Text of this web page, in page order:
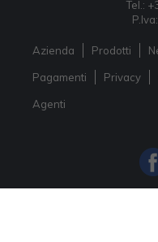
Tel.:
Azienda Prodotti
Pagamenti Privacy
Agenti